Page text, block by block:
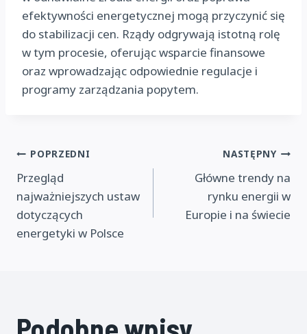
efektywności energetycznej mogą przyczynić się
do stabilizacji cen. Rządy odgrywają istotną rolę
w tym procesie, oferując wsparcie finansowe
oraz wprowadzając odpowiednie regulacje i
programy zarządzania popytem.
Nawigacja
wpisu
POPRZEDNI
Przegląd
najważniejszych ustaw
dotyczących
energetyki w Polsce
NASTĘPNY
Główne trendy na
rynku energii w
Europie i na świecie